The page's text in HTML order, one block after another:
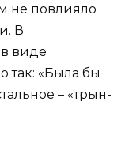
не повлияло
В
виде
так: «Была бы
– «трын-